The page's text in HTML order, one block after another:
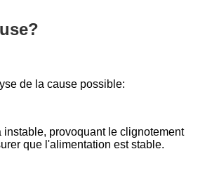
de la cause possible:
provoquant le clignotement
que l'alimentation est stable.